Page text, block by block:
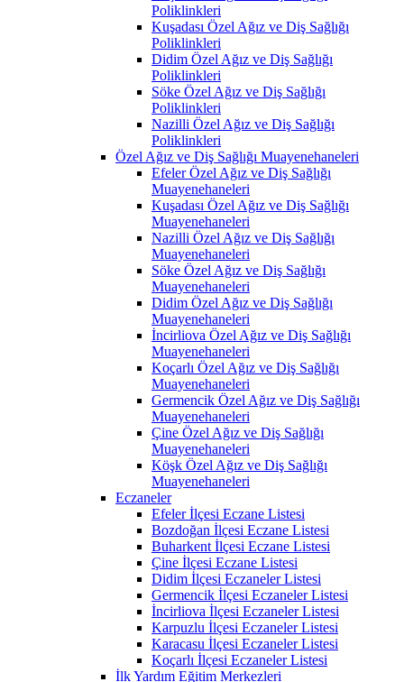
Poliklinkleri
Kuşadası Özel Ağız ve Diş Sağlığı
Poliklinkleri
Didim Özel Ağız ve Diş Sağlığı
Poliklinkleri
Söke Özel Ağız ve Diş Sağlığı
Poliklinkleri
Nazilli Özel Ağız ve Diş Sağlığı
Poliklinkleri
Özel Ağız ve Diş Sağlığı Muayenehaneleri
Efeler Özel Ağız ve Diş Sağlığı
Muayenehaneleri
Kuşadası Özel Ağız ve Diş Sağlığı
Muayenehaneleri
Nazilli Özel Ağız ve Diş Sağlığı
Muayenehaneleri
Söke Özel Ağız ve Diş Sağlığı
Muayenehaneleri
Didim Özel Ağız ve Diş Sağlığı
Muayenehaneleri
İncirliova Özel Ağız ve Diş Sağlığı
Muayenehaneleri
Koçarlı Özel Ağız ve Diş Sağlığı
Muayenehaneleri
Germencik Özel Ağız ve Diş Sağlığı
Muayenehaneleri
Çine Özel Ağız ve Diş Sağlığı
Muayenehaneleri
Köşk Özel Ağız ve Diş Sağlığı
Muayenehaneleri
Eczaneler
Efeler İlçesi Eczane Listesi
Bozdoğan İlçesi Eczane Listesi
Buharkent İlçesi Eczane Listesi
Çine İlçesi Eczane Listesi
Didim İlçesi Eczaneler Listesi
Germencik İlçesi Eczaneler Listesi
İncirliova İlçesi Eczaneler Listesi
Karpuzlu İlçesi Eczaneler Listesi
Karacasu İlçesi Eczaneler Listesi
Koçarlı İlçesi Eczaneler Listesi
İlk Yardım Eğitim Merkezleri